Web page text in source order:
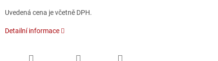
Uvedená cena je včetně DPH.
Detailní informace